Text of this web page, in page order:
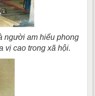
người am hiểu phong
vị cao trong xã hội.